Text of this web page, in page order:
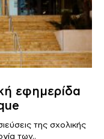
εφημερίδα
της σχολικής
των..